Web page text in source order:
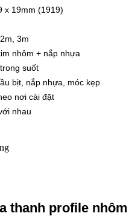
x 19mm (1919)
3m
nhôm + nắp nhựa
suốt
bịt, nắp nhựa, móc kẹp
nơi cài đặt
nhau
thanh profile nhôm